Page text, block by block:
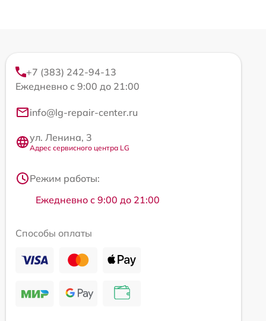
+7 (383) 242-94-13
Ежедневно с 9:00 до 21:00
info@lg-repair-center.ru
ул. Ленина, 3
Адрес сервисного центра LG
Режим работы:
Ежедневно с 9:00 до 21:00
Способы оплаты